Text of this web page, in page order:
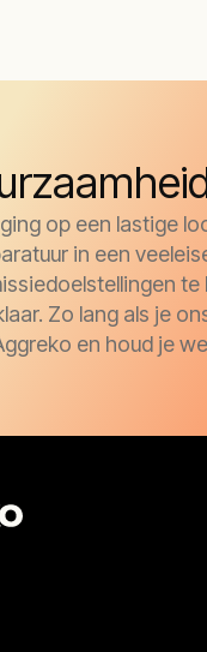
op een lastige
in een
te
Zo lang als je
en houd je